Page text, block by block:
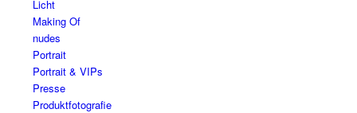
Licht
Making Of
nudes
Portrait
Portrait & VIPs
Presse
Produktfotografie